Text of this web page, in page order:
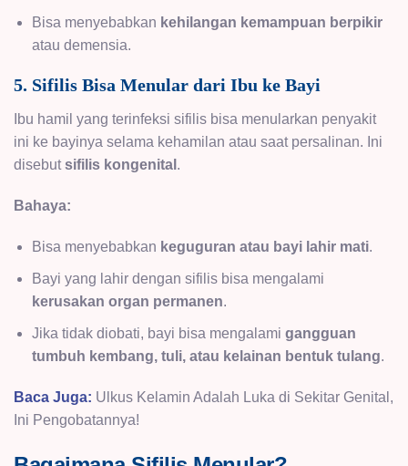
Bisa menyebabkan kehilangan kemampuan berpikir
atau demensia.
5. Sifilis Bisa Menular dari Ibu ke Bayi
Ibu hamil yang terinfeksi sifilis bisa menularkan penyakit
ini ke bayinya selama kehamilan atau saat persalinan. Ini
disebutsifilis kongenital .
Bahaya:
Bisa menyebabkan keguguran atau bayi lahir mati.
Bayi yang lahir dengan sifilis bisa mengalami
kerusakan organ permanen.
Jika tidak diobati, bayi bisa mengalami gangguan
tumbuh kembang, tuli, atau kelainan bentuk tulang.
Baca Juga: Ulkus Kelamin Adalah Luka di Sekitar Genital,
Ini Pengobatannya!